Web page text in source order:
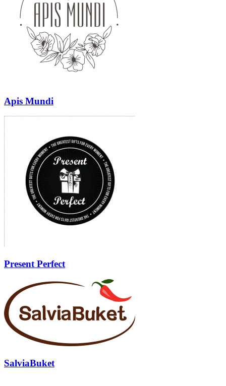
Apis Mundi
Present Perfect
SalviaBuket